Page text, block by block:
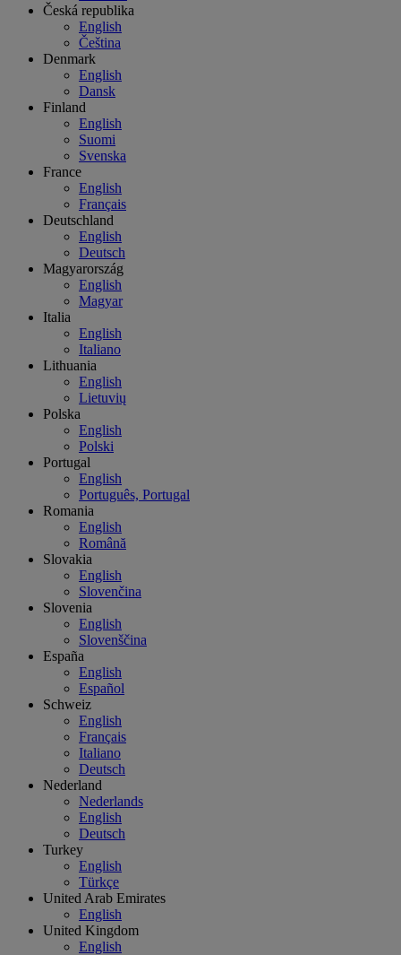
Česká republika
English
Čeština
Denmark
English
Dansk
Finland
English
Suomi
Svenska
France
English
Français
Deutschland
English
Deutsch
Magyarország
English
Magyar
Italia
English
Italiano
Lithuania
English
Lietuvių
Polska
English
Polski
Portugal
English
Português, Portugal
Romania
English
Română
Slovakia
English
Slovenčina
Slovenia
English
Slovenščina
España
English
Español
Schweiz
English
Français
Italiano
Deutsch
Nederland
Nederlands
English
Deutsch
Turkey
English
Türkçe
United Arab Emirates
English
United Kingdom
English